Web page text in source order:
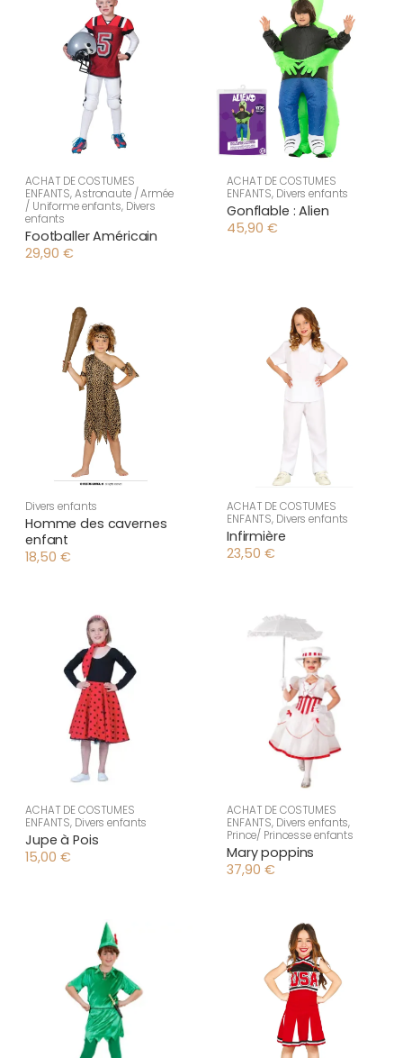
ACHAT DE COSTUMES
ENFANTS,Astronaute / Armée
/ Uniforme enfants, Divers
enfants
Footballer Américain
29,90 €
ACHAT DE COSTUMES
ENFANTS, Divers enfants
Gonflable : Alien
45,90 €
Divers enfants
Homme des cavernes
enfant
18,50 €
ACHAT DE COSTUMES
ENFANTS, Divers enfants
Infirmière
23,50 €
ACHAT DE COSTUMES
ENFANTS, Divers enfants
Jupe à Pois
15,00 €
ACHAT DE COSTUMES
ENFANTS, Divers enfants,
Prince/ Princesse enfants
Mary poppins
37,90 €